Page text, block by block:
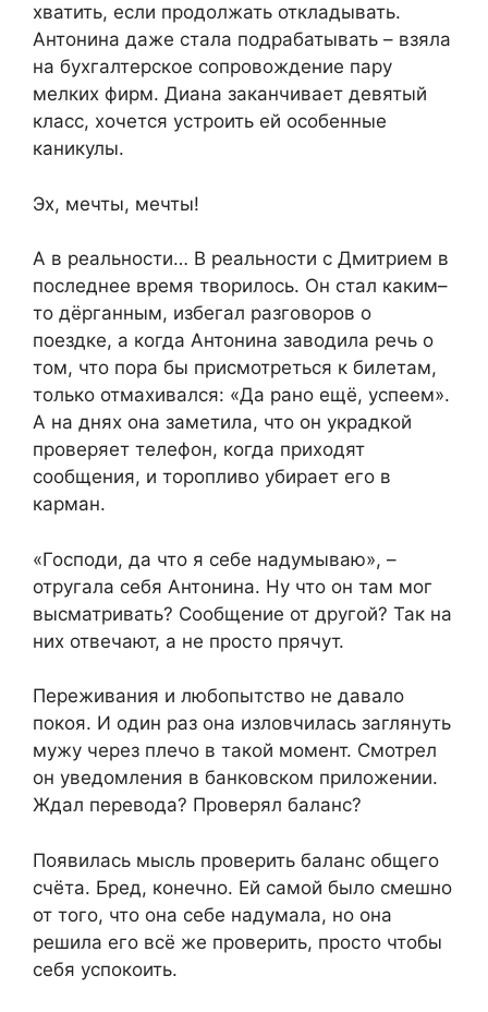
хватить, если продолжать откладывать.
Антонина даже стала подрабатывать – взяла
на бухгалтерское сопровождение пару
мелких фирм. Диана заканчивает девятый
класс, хочется устроить ей особенные
каникулы.
Эх, мечты, мечты!
А в реальности… В реальности с Дмитрием в
последнее время творилось. Он стал каким–
то дёрганным, избегал разговоров о
поездке, а когда Антонина заводила речь о
том, что пора бы присмотреться к билетам,
только отмахивался: «Да рано ещё, успеем».
А на днях она заметила, что он украдкой
проверяет телефон, когда приходят
сообщения, и торопливо убирает его в
карман.
«Господи, да что я себе надумываю», –
отругала себя Антонина. Ну что он там мог
высматривать? Сообщение от другой? Так на
них отвечают, а не просто прячут.
Переживания и любопытство не давало
покоя. И один раз она изловчилась заглянуть
мужу через плечо в такой момент. Смотрел
он уведомления в банковском приложении.
Ждал перевода? Проверял баланс?
Появилась мысль проверить баланс общего
счёта. Бред, конечно. Ей самой было смешно
от того, что она себе надумала, но она
решила его всё же проверить, просто чтобы
себя успокоить.